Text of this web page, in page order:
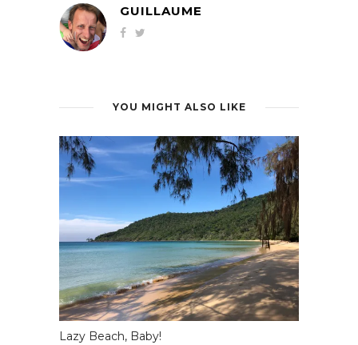
GUILLAUME
YOU MIGHT ALSO LIKE
Lazy Beach, Baby!